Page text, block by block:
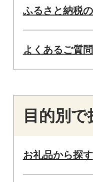
ふるさと納税
よくあるご質問
目的別で
お礼品から探す